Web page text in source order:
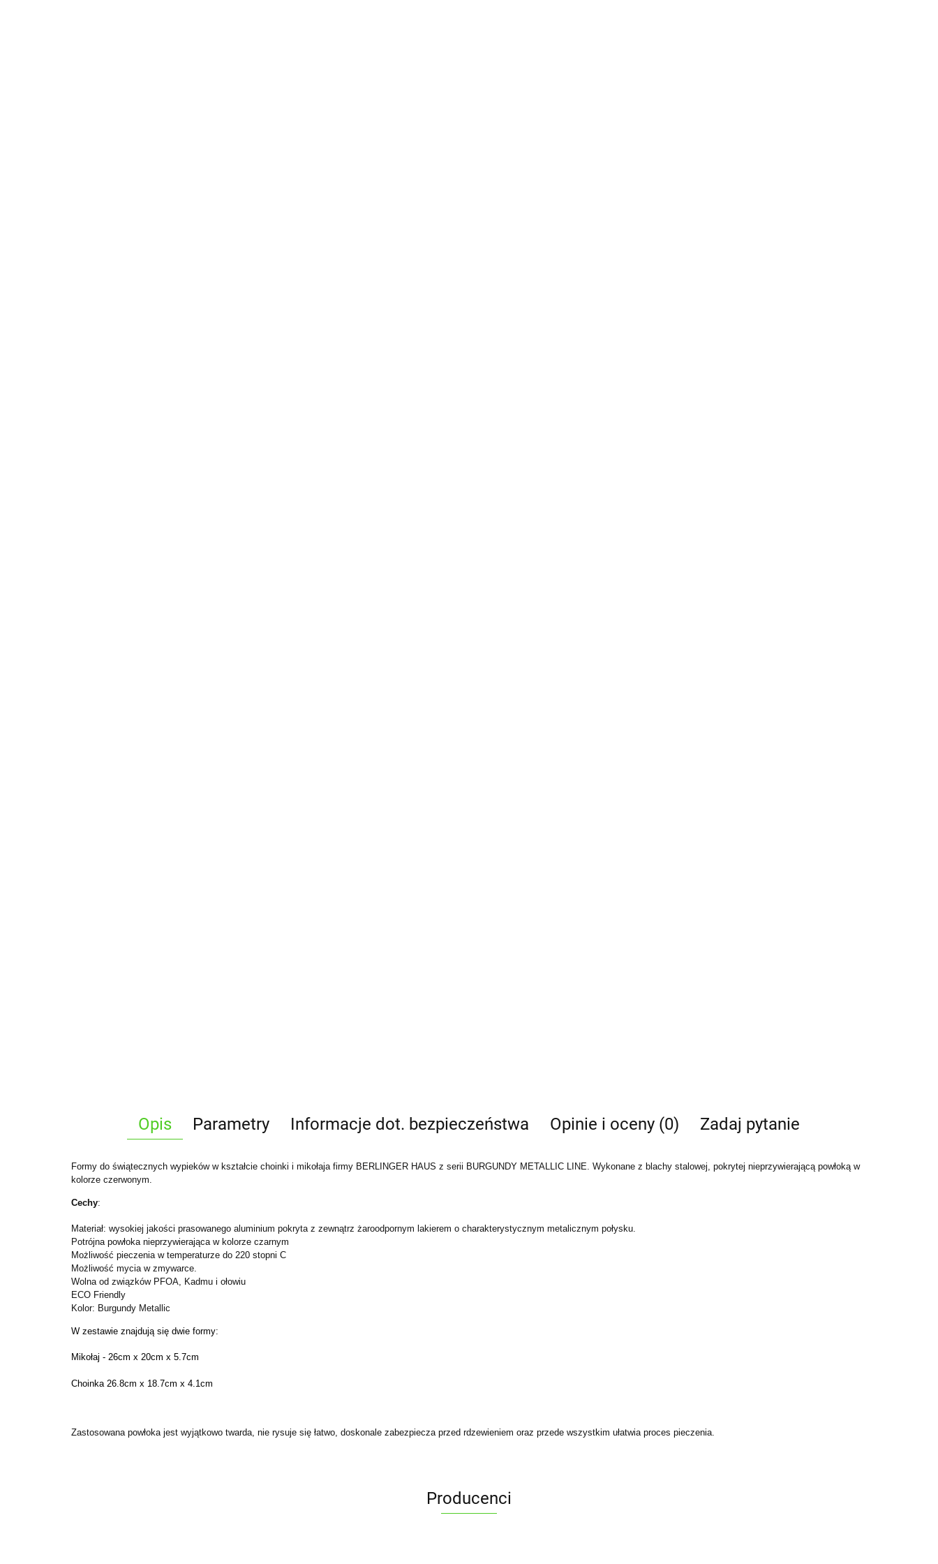
Opis Parametry Informacje dot. bezpieczeństwa Opinie i oceny (0) Zadaj pytanie
Formy do świątecznych wypieków w kształcie choinki i mikołaja firmy BERLINGER HAUS z serii BURGUNDY METALLIC LINE. Wykonane z blachy stalowej, pokrytej nieprzywierającą powłoką w
kolorze czerwonym.
Cechy:
Materiał: wysokiej jakości prasowanego aluminium pokryta z zewnątrz żaroodpornym lakierem o charakterystycznym metalicznym połysku.
Potrójna powłoka nieprzywierająca w kolorze czarnym
Możliwość pieczenia w temperaturze do 220 stopni C
Możliwość mycia w zmywarce.
Wolna od związków PFOA, Kadmu i ołowiu
ECO Friendly
Kolor: Burgundy Metallic
W zestawie znajdują się dwie formy:
Mikołaj - 26cm x 20cm x 5.7cm
Choinka 26.8cm x 18.7cm x 4.1cm
Zastosowana powłoka jest wyjątkowo twarda, nie rysuje się łatwo, doskonale zabezpiecza przed rdzewieniem oraz przede wszystkim ułatwia proces pieczenia.
Producenci